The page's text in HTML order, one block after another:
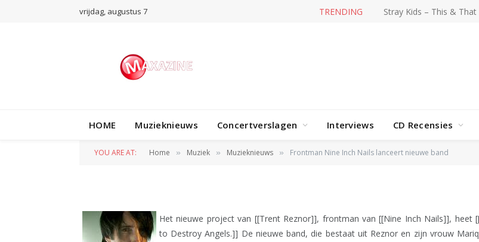
vrijdag, augustus 7 TRENDING Hit-producer William Orbit
HOME Muzieknieuws Concertverslagen Interviews CD Recensies
YOU ARE AT: Home » Muziek » Muzieknieuws » Frontman Nine Inch Nails lanceert nieuwe band
MUZIEKNIEUWS
band
Het nieuwe project van [[Trent Reznor]], frontman van [[Nine Inch Nails]], heet
to Destroy Angels.]] De nieuwe band, die bestaat uit Reznor en zijn vrouw